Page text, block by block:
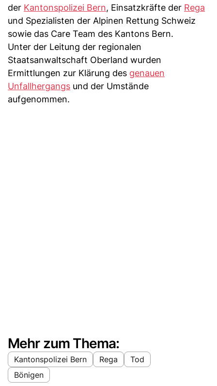
der Kantonspolizei Bern, Einsatzkräfte der Rega
und Spezialisten der Alpinen Rettung Schweiz
sowie das Care Team des Kantons Bern.
Unter der Leitung der regionalen
Staatsanwaltschaft Oberland wurden
Ermittlungen zur Klärung des genauen
Unfallhergangs und der Umstände
aufgenommen.
Mehr zum Thema:
Kantonspolizei Bern Rega
Tod
Bönigen